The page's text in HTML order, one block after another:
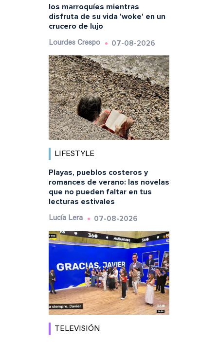
los marroquíes mientras
disfruta de su vida 'woke' en un
crucero de lujo
Lourdes Crespo 07-08-2026
LIFESTYLE
Playas, pueblos costeros y
romances de verano: las novelas
que no pueden faltar en tus
lecturas estivales
Lucía Lera 07-08-2026
TELEVISIÓN